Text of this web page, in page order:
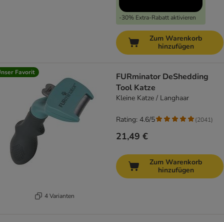
-30% Extra-Rabatt aktivieren
Zum Warenkorb
hinzufügen
Favorit
4 Varianten
FURminator DeShedding
Tool Katze
Kleine Katze / Langhaar
21,49 €
Rating: 4.6/5 (2041)
Zum Warenkorb
hinzufügen